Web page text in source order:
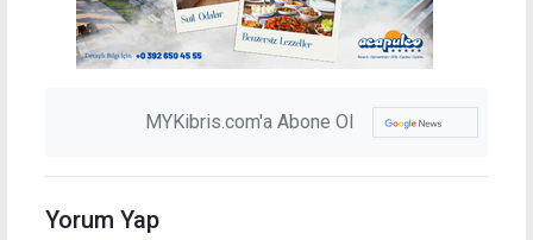
MYKibris.com'a Abone Ol
Yorum Yap